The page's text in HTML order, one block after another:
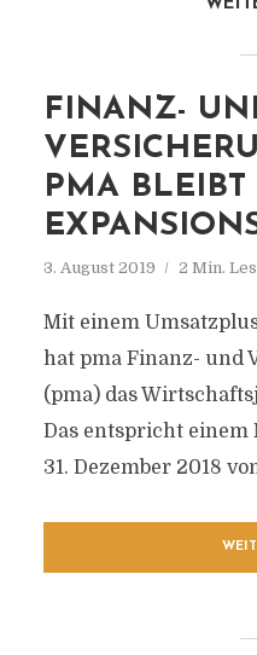
FINANZ-
PMA BLEIBT
3. August 2019 2 Min.
Mit einem
hat pma Finanz- und
(pma) das
Das entspricht einem
31. Dezember 2018